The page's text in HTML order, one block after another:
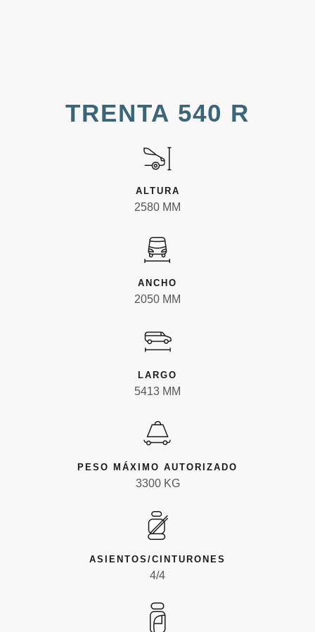
TRENTA 540 R
ALTURA
2580 MM
ANCHO
2050 MM
LARGO
5413 MM
PESO MÁXIMO AUTORIZADO
3300 KG
ASIENTOS/CINTURONES
4/4